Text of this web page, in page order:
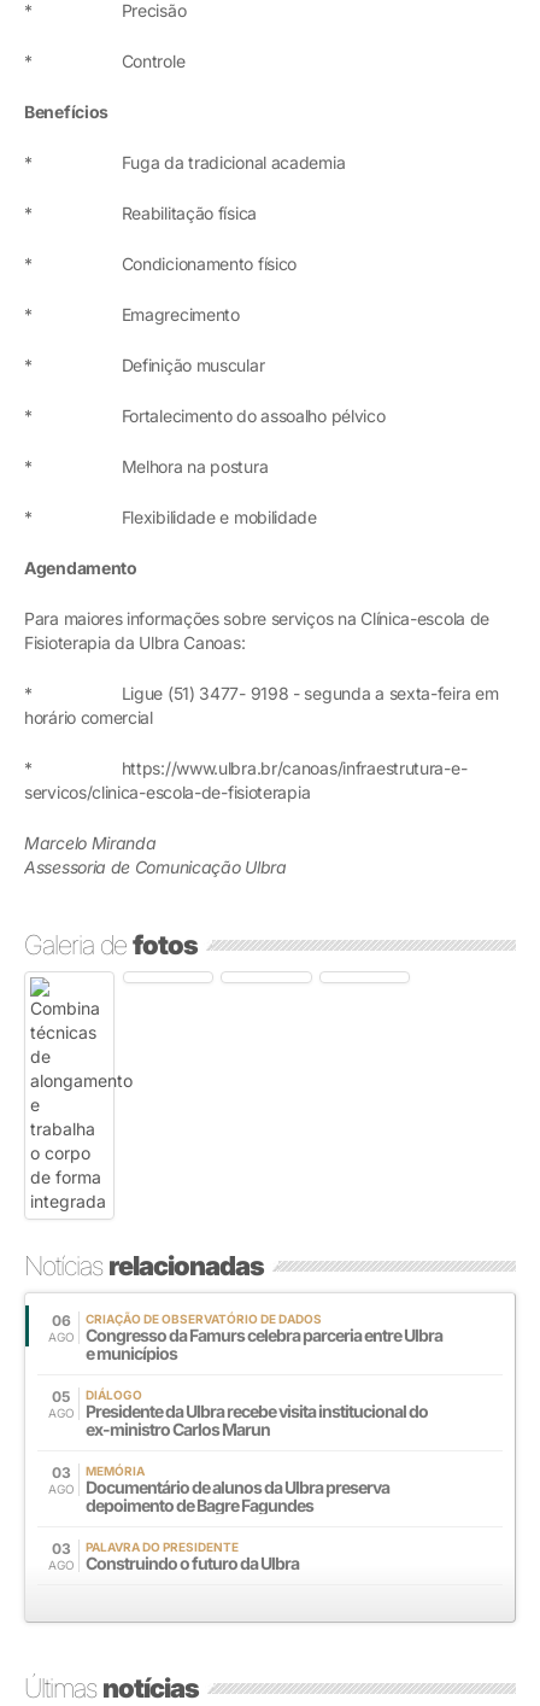
* Precisão
* Controle
Benefícios
* Fuga da tradicional academia
* Reabilitação física
* Condicionamento físico
* Emagrecimento
* Definição muscular
* Fortalecimento do assoalho pélvico
* Melhora na postura
* Flexibilidade e mobilidade
Agendamento
Para maiores informações sobre serviços na Clínica-escola de
Fisioterapia da Ulbra Canoas:
* Ligue (51) 3477- 9198 - segunda a sexta-feira em
horário comercial
* https://www.ulbra.br/canoas/infraestrutura-e-
servicos/clinica-escola-de-fisioterapia
Marcelo Miranda
Assessoria de Comunicação Ulbra
Galeria defotos
Notíciasrelacionadas
06
AGO
CRIAÇÃO DE OBSERVATÓRIO DE DADOS
Congresso da Famurs celebra parceria entre Ulbra
e municípios
05
AGO
DIÁLOGO
Presidente da Ulbra recebe visita institucional do
ex-ministro Carlos Marun
03
AGO
MEMÓRIA
Documentário de alunos da Ulbra preserva
depoimento de Bagre Fagundes
03
AGO
PALAVRA DO PRESIDENTE
Construindo o futuro da Ulbra
Últimasnotícias